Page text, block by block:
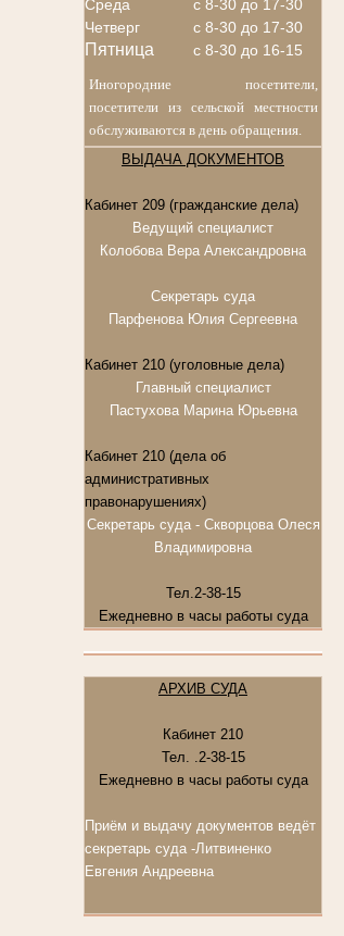
Среда
с 8-30 до 17-30
Четверг
с 8-30 до 17-30
Пятница с 8-30 до 16-15
Иногородние посетители,
посетители из сельской местности
обслуживаются в день обращения.
ВЫДАЧА ДОКУМЕНТОВ
Кабинет 209 (гражданские дела)
Ведущий специалист
Колобова Вера Александровна
Секретарь суда
Парфенова Юлия Сергеевна
Кабинет 210 (уголовные дела)
Главный специалист
Пастухова Марина Юрьевна
Кабинет 210 (дела об
административных
правонарушениях)
Секретарь суда - Скворцова Олеся
Владимировна
Тел.2-38-15
Ежедневно в часы работы суда
АРХИВ СУДА
Кабинет 210
Тел. .2-38-15
Ежедневно в часы работы суда
Приём и выдачу документов ведёт
секретарь суда -Литвиненко
Евгения Андреевна